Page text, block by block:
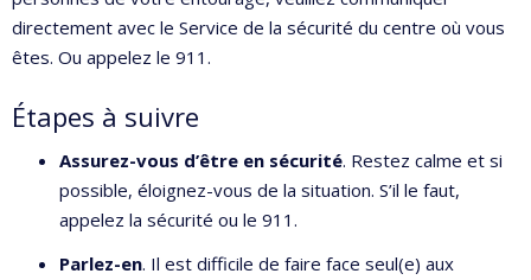
directement avec le Service de la sécurité du centre où vous
êtes. Ou appelez le 911.
Étapes à suivre
Assurez-vous d’être en sécurité. Restez calme et si
possible, éloignez-vous de la situation. S’il le faut,
appelez la sécurité ou le 911.
Parlez-en. Il est difficile de faire face seul(e) aux